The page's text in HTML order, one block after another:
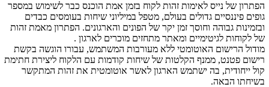
הפתרון של נייס לאימות זהות לקוח בזמן אמת הוכנס כבר לשימוש במספר
גופים פיננסיים גדולים בעולם, מטפל במיליוני שיחות בעומסים כבדים
ובזמינות גבוהה וחוסך זמן יקר של הפונים והארגונים. הפתרון מאמת זהות
של לקוחות לגיטימיים ומאתר מתחזים מוכרים לארגון .
מודול הרישום האוטומטי ללא מעורבות המשתמש, עבורו הוגשה בקשת
רישום פטנט, ממנף הקלטות של שיחות קודמות עם הלקוח ליצירת חתימת
קול ייחודית, בה ישתמש הארגון לאשר אוטומטית את זהות המתקשר
בשיחתו הבאה.